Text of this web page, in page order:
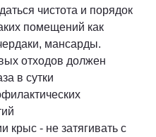
чистота и порядок
помещений как
мансарды.
отходов должен
в сутки
крыс - не затягивать с